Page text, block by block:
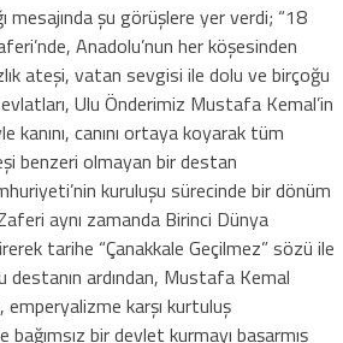
mesajında şu görüşlere yer verdi; “18
Anadolu’nun her köşesinden
ateşi, vatan sevgisi ile dolu ve birçoğu
Ulu Önderimiz Mustafa Kemal’in
kanını, canını ortaya koyarak tüm
benzeri olmayan bir destan
kuruluşu sürecinde bir dönüm
aynı zamanda Birinci Dünya
tarihe “Çanakkale Geçilmez” sözü ile
destanın ardından, Mustafa Kemal
karşı kurtuluş
bir devlet kurmayı başarmış